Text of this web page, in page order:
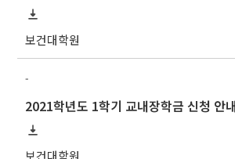
보건대학원
-
2021학년도 1학기 교내장학금 신청 안
보건대학원